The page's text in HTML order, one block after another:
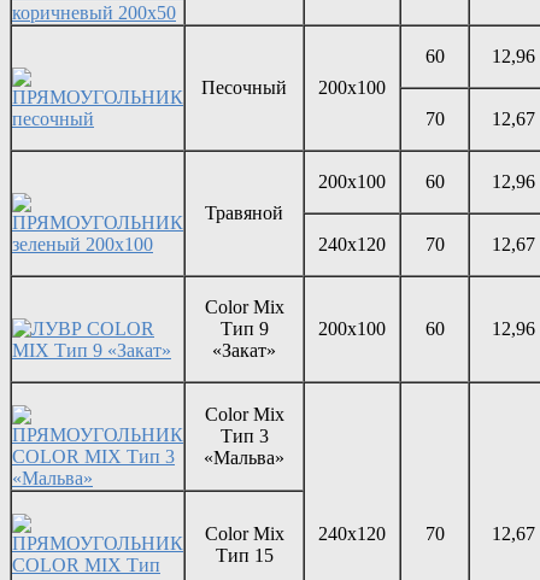
Песочный 200х100
60 12,96
70 12,67
Травяной
200х100 60 12,96
240х120 70 12,67
Color Mix
Тип 9
«Закат»
200х100 60 12,96
Color Mix
Тип 3
«Мальва»
240х120 70 12,67
Color Mix
Тип 15